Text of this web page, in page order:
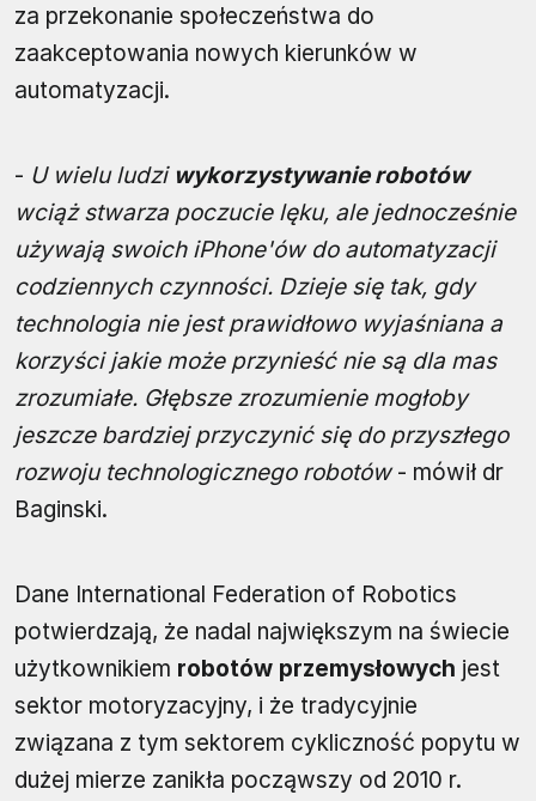
za przekonanie społeczeństwa do
zaakceptowania nowych kierunków w
automatyzacji.
- U wielu ludzi wykorzystywanie robotów
wciąż stwarza poczucie lęku, ale jednocześnie
używają swoich iPhone'ów do automatyzacji
codziennych czynności. Dzieje się tak, gdy
technologia nie jest prawidłowo wyjaśniana a
korzyści jakie może przynieść nie są dla mas
zrozumiałe. Głębsze zrozumienie mogłoby
jeszcze bardziej przyczynić się do przyszłego
rozwoju technologicznego robotów- mówił dr
Baginski.
Dane International Federation of Robotics
potwierdzają, że ​​nadal największym na świecie
użytkownikiem robotów przemysłowych jest
sektor motoryzacyjny, i że tradycyjnie
związana z tym sektorem cykliczność popytu w
dużej mierze zanikła począwszy od 2010 r.